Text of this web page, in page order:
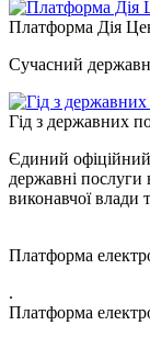
Платформа Дія
Сучасний
Гід з державних
Єдиний офіційний
державні послуги
виконавчої
Платформа
.
Платформа